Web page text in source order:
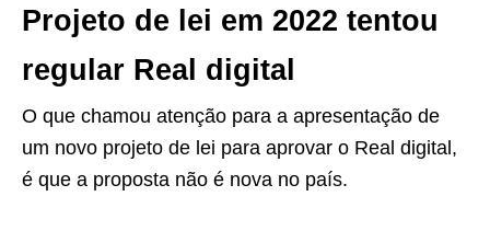
Projeto de lei em 2022 tentou
regular Real digital
O que chamou atenção para a apresentação de
um novo projeto de lei para aprovar o Real digital,
é que a proposta não é nova no país.